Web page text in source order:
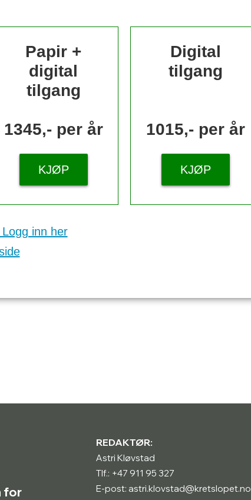
Papir +
digital
tilgang
1345,- per år
KJØP
Digital
tilgang
1015,- per år
KJØP
inn her
for
REDAKTØR:
Astri Kløvstad
Tlf.: +47 911 95 327
E-post: astri.klovstad@kretslopet.no